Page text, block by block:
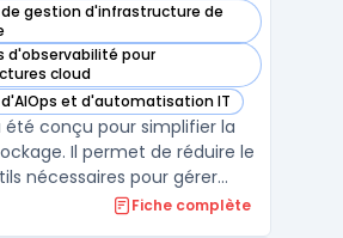
de gestion d'infrastructure de
cette catégorie
d'observabilité pour
cloud
cette catégorie
d'AIOps et d'automatisation IT
cette catégorie
été conçu pour simplifier la
Il permet de réduire le
nécessaires pour gérer
votre stockage grâce à une
Fiche complète